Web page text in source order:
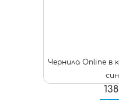
Чернила Online в